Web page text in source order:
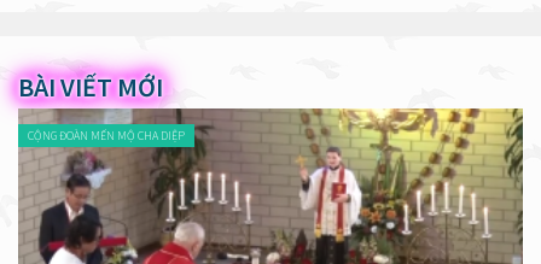
BÀI VIẾT MỚI
CỘNG ĐOÀN MẾN MỘ CHA DIỆP